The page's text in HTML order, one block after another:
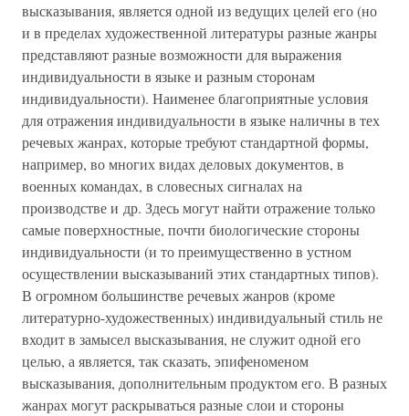
высказывания, является одной из ведущих целей его (но
и в пределах художественной литературы разные жанры
представляют разные возможности для выражения
индивидуальности в языке и разным сторонам
индивидуальности). Наименее благоприятные условия
для отражения индивидуальности в языке наличны в тех
речевых жанрах, которые требуют стандартной формы,
например, во многих видах деловых документов, в
военных командах, в словесных сигналах на
производстве и др. Здесь могут найти отражение только
самые поверхностные, почти биологические стороны
индивидуальности (и то преимущественно в устном
осуществлении высказываний этих стандартных типов).
В огромном большинстве речевых жанров (кроме
литературно-художественных) индивидуальный стиль не
входит в замысел высказывания, не служит одной его
целью, а является, так сказать, эпифеноменом
высказывания, дополнительным продуктом его. В разных
жанрах могут раскрываться разные слои и стороны